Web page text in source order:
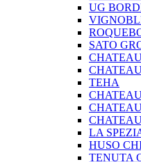
UG
SATO
TEHA
LA
HUSO
TENUTA